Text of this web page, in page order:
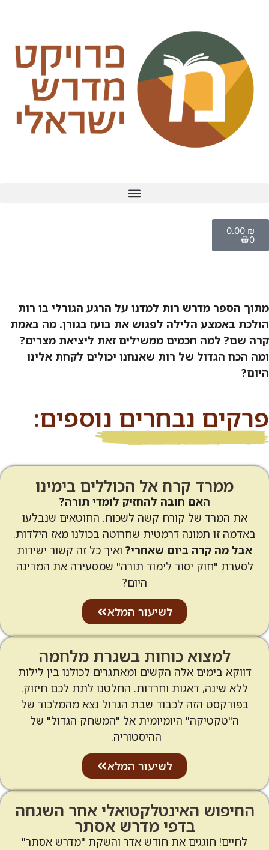
0.00 ₪
0
מתוך הספר מדרש רות למדנו על הרגע הגורלי בו רות
הולכת באמצע הלילה לפגוש את בועז בגורן. מה באמת
קרה שם? למה חכמים ממשילים זאת ליציאת מצרים?
ומה הכח הגדול של רות שאנחנו יכולים לקחת אלינו
היום?
פרקים נבחרים נוספים:
ממרד קרח אל הכוללים בימינו
האם חובה להחזיק לומדי תורה?
את המרד של קורח קשה לשכוח. החוטאים שנבלעו
באדמה זו תמונה דרמטית שחרוטה בכולנו מאז הילדות.
אבל מה קרה ביום שאחרי? ואיך כל זה קשור ישירות
לסערת "חוק יסוד לימוד תורה" שמסעירה את המדינה
היום?
לשיעור המלא
למצוא כוחות בשגרת מלחמה
דווקא בימים אלה הקשים ומאתגרים לכולנו בין לילות
ללא שינה, דאגות וחרדות. החלטנו לתת לכם חיזוק.
בפודקסט הזה לכבוד שבת הגדול נצא מהמלכוד של
ה"טקטיקה" היומיומית אל "המשחק הגדול" של
ההיסטוריה.
לשיעור המלא
החיפוש האינטלקטואלי אחר השגחה
בדפי מדרש אסתר
לחיים! חוגגים את חודש אדר והשקת "מדרש אסתר"